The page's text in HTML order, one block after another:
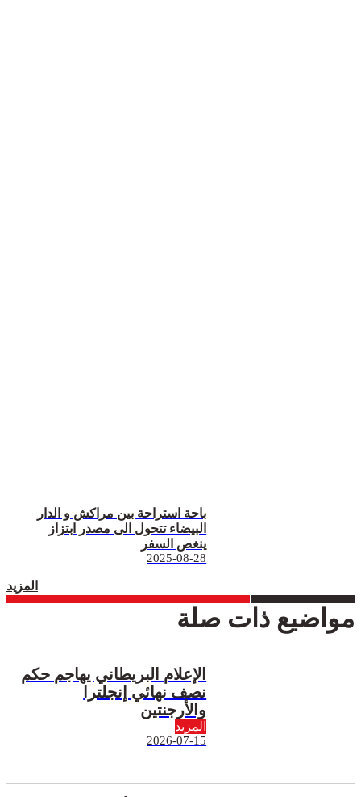
باحة استراحة بين مراكش و الدار
البيضاء تتحول الى مصدر ابتزاز
ينغص السفر
2025-08-28
المزيد
مواضيع ذات صلة
الإعلام البريطاني يهاجم حكم
نصف نهائي إنجلترا
والأرجنتين
المزيد
2026-07-15